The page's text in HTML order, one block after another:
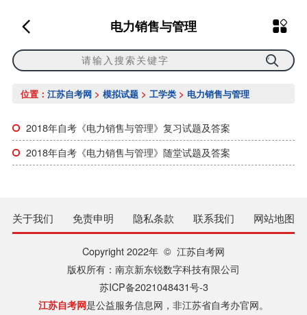
电力销售与管理
位置： 江苏自考网> 模拟试题> 工学类> 电力销售与管理
2018年自考《电力销售与管理》复习试题及答案
2018年自考《电力销售与管理》随堂试题及答案
关于我们 免责申明 隐私条款 联系我们 网站地图
Copyright 2022年 © 江苏自考网
版权所有：南京新东锐数字科技有限公司
苏ICP备2021048431号-3
江苏自考网是公益服务信息网，非江苏省自考办官网。